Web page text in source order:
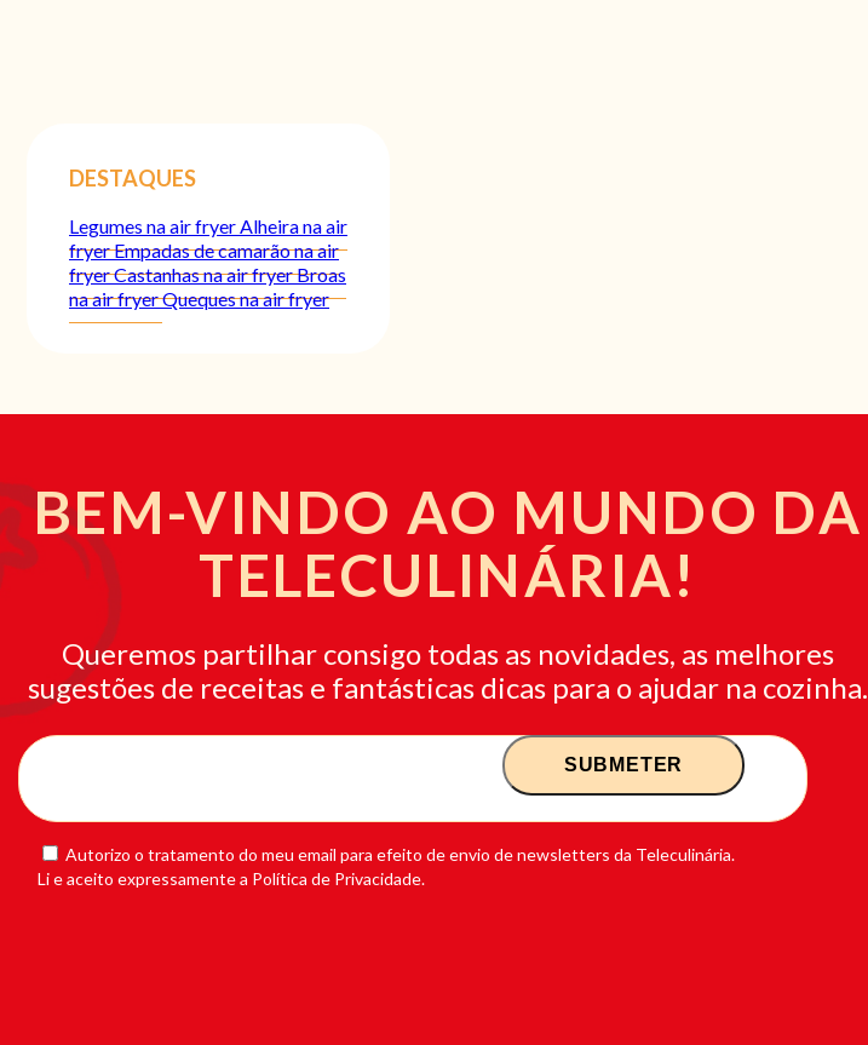
DESTAQUES
Legumes na air fryer Alheira na air
fryerEmpadas de camarão na air
fryerCastanhas na air fryerBroas
na air fryerQueques na air fryer
BEM-VINDO AO MUNDO DA
TELECULINÁRIA!
Queremos partilhar consigo todas as novidades, as melhores
sugestões de receitas e fantásticas dicas para o ajudar na cozinha.
Autorizo o tratamento do meu email para efeito de envio de newsletters da Teleculinária.
Li e aceito expressamente a Política de Privacidade.